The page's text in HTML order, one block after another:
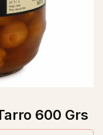
600 Grs